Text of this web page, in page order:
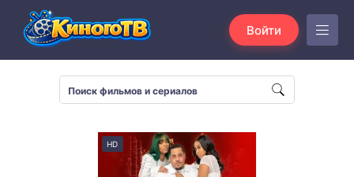
Войти
HD